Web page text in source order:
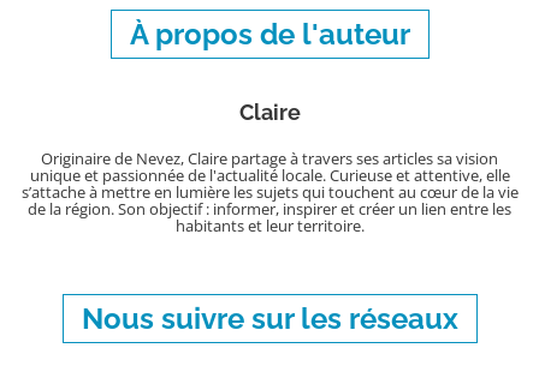
À propos de l'auteur
Claire
Originaire de Nevez, Claire partage à travers ses articles sa vision
unique et passionnée de l'actualité locale. Curieuse et attentive, elle
s’attache à mettre en lumière les sujets qui touchent au cœur de la vie
de la région. Son objectif : informer, inspirer et créer un lien entre les
habitants et leur territoire.
Nous suivre sur les réseaux